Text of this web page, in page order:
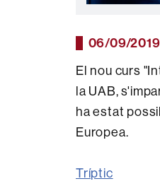
06/09/2019
El nou curs
la UAB,
ha estat
Europea.
Tríptic